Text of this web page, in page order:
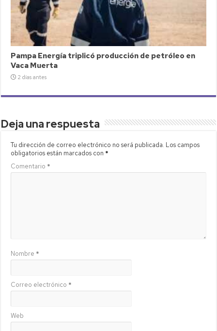
Pampa Energía triplicó producción de petróleo en
Vaca Muerta
2 días antes
Deja una respuesta
Tu dirección de correo electrónico no será publicada. Los campos
obligatorios están marcados con *
Comentario *
Nombre *
Correo electrónico *
Web